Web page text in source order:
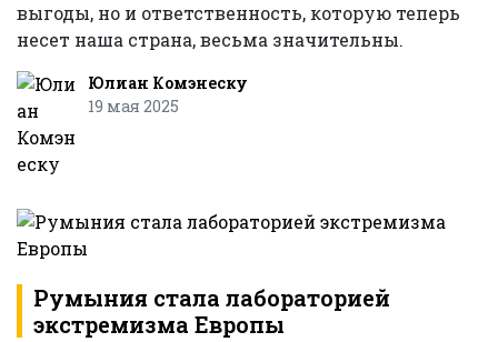
выгоды, но и ответственность, которую теперь
несет наша страна, весьма значительны.
Юлиан Комэнеску
19 мая 2025
Румыния стала лабораторией
экстремизма Европы